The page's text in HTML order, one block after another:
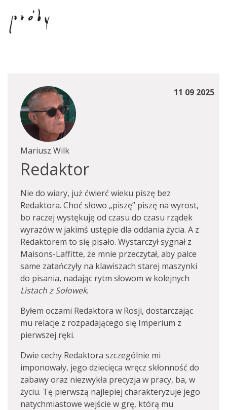
11 09 2025
Mariusz Wilk
Redaktor
Nie do wiary, już ćwierć wieku piszę bez
Redaktora. Choć słowo „piszę” piszę na wyrost,
bo raczej wystękuję od czasu do czasu rządek
wyrazów w jakimś ustępie dla oddania życia. A z
Redaktorem to się pisało. Wystarczył sygnał z
Maisons-Laffitte, że mnie przeczytał, aby palce
same zatańczyły na klawiszach starej maszynki
do pisania, nadając rytm słowom w kolejnych
Listach z Sołowek.
Byłem oczami Redaktora w Rosji, dostarczając
mu relacje z rozpadającego się Imperium z
pierwszej ręki.
Dwie cechy Redaktora szczególnie mi
imponowały, jego dziecięca wręcz skłonność do
zabawy oraz niezwykła precyzja w pracy, ba, w
życiu. Tę pierwszą najlepiej charakteryzuje jego
natychmiastowe wejście w grę, którą mu